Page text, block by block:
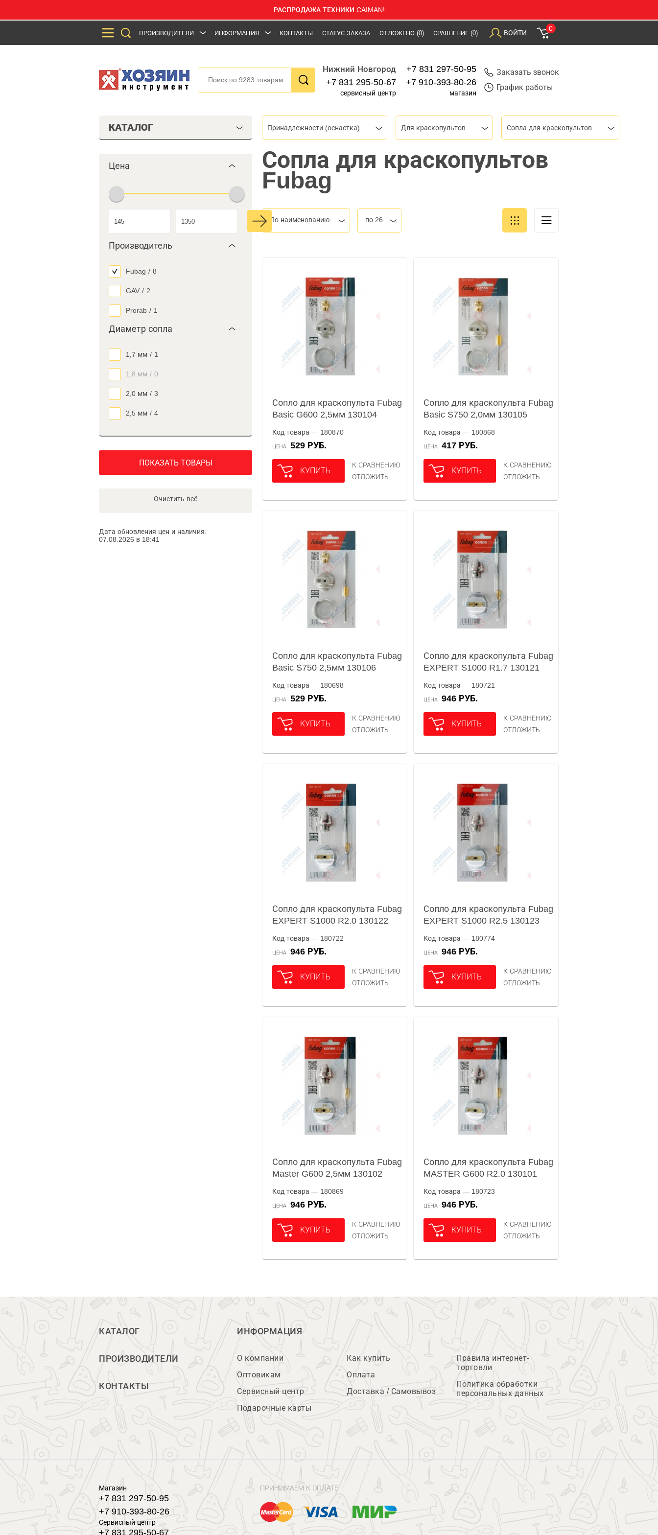
РАСПРОДАЖА ТЕХНИКИ CAIMAN!
ПРОИЗВОДИТЕЛИ ИНФОРМАЦИЯ КОНТАКТЫ СТАТУС ЗАКАЗА ОТЛОЖЕНО (0) СРАВНЕНИЕ (0) ВОЙТИ
0
Нижний Новгород
+7 831 295-50-67
сервисный центр
+7 831 297-50-95
+7 910-393-80-26
магазин
Заказать звонок
График работы
КАТАЛОГ
Цена
Производитель
Fubag / 8
GAV / 2
Prorab / 1
Диаметр сопла
1,7 мм / 1
1,8 мм / 0
2,0 мм / 3
2,5 мм / 4
ПОКАЗАТЬ ТОВАРЫ
Очистить всё
Дата обновления цен и наличия:
07.08.2026 в 18:41
Принадлежности (оснастка) Для краскопультов Сопла для краскопультов
Сопла для краскопультов
Fubag
По наименованию по 26
Сопло для краскопульта Fubag
Basic G600 2,5мм 130104
Код товара — 180870
ЦЕНА 529 РУБ.
КУПИТЬ
К СРАВНЕНИЮ
ОТЛОЖИТЬ
Сопло для краскопульта Fubag
Basic S750 2,0мм 130105
Код товара — 180868
ЦЕНА 417 РУБ.
КУПИТЬ
К СРАВНЕНИЮ
ОТЛОЖИТЬ
Сопло для краскопульта Fubag
Basic S750 2,5мм 130106
Код товара — 180698
ЦЕНА 529 РУБ.
КУПИТЬ
К СРАВНЕНИЮ
ОТЛОЖИТЬ
Сопло для краскопульта Fubag
EXPERT S1000 R1.7 130121
Код товара — 180721
ЦЕНА 946 РУБ.
КУПИТЬ
К СРАВНЕНИЮ
ОТЛОЖИТЬ
Сопло для краскопульта Fubag
EXPERT S1000 R2.0 130122
Код товара — 180722
ЦЕНА 946 РУБ.
КУПИТЬ
К СРАВНЕНИЮ
ОТЛОЖИТЬ
Сопло для краскопульта Fubag
EXPERT S1000 R2.5 130123
Код товара — 180774
ЦЕНА 946 РУБ.
КУПИТЬ
К СРАВНЕНИЮ
ОТЛОЖИТЬ
Сопло для краскопульта Fubag
Master G600 2,5мм 130102
Код товара — 180869
ЦЕНА 946 РУБ.
КУПИТЬ
К СРАВНЕНИЮ
ОТЛОЖИТЬ
Сопло для краскопульта Fubag
MASTER G600 R2.0 130101
Код товара — 180723
ЦЕНА 946 РУБ.
КУПИТЬ
К СРАВНЕНИЮ
ОТЛОЖИТЬ
КАТАЛОГ
ПРОИЗВОДИТЕЛИ
КОНТАКТЫ
ИНФОРМАЦИЯ
О компании
Оптовикам
Сервисный центр
Подарочные карты
Как купить
Оплата
Доставка / Самовывоз
Правила интернет-
торговли
Политика обработки
персональных данных
Магазин
+7 831 297-50-95
+7 910-393-80-26
Сервисный центр
+7 831 295-50-67
ПРИНИМАЕМ К ОПЛАТЕ